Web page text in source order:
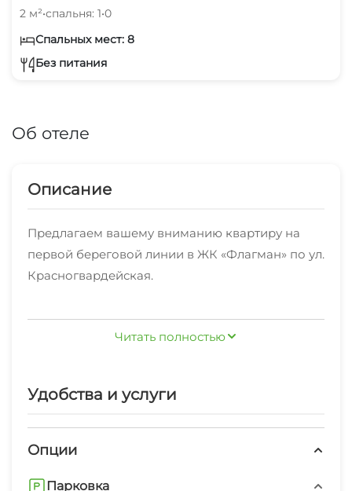
2 м²•спальня: 1•0
Спальных мест: 8
Без питания
Об отеле
Описание
Предлагаем вашему вниманию квартиру на
первой береговой линии в ЖК «Флагман» по ул.
Красногвардейская.
Самый востребованный район города с
пляжами «Сады морей», «Нива», «Багамы», 2к21.
для отдыха.
- Расстояние до моря 100 метров.
- Бассейн 10 метров (платный).
Читать полностью
Удобства и услуги
Опции
Парковка